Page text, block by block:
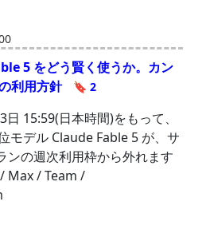
5 をどう賢く使うか。カン
利用方針
🔖 2
15:59(日本時間)をもって、
モデル Claude Fable 5 が、サ
ンの週次利用枠から外れます
Max / Team /